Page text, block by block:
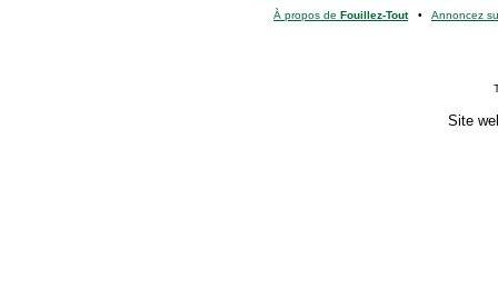
À propos de Fouillez-Tout• Annoncez
Site